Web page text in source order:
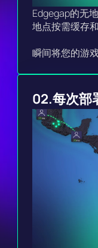
Edgegap的无
地点按需缓存
瞬间将您的游
02.每次部